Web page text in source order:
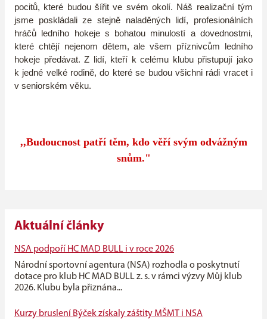
pocitů, které budou šířit ve svém okolí. Náš realizační tým
jsme poskládali ze stejně naladěných lidí, profesionálních
hráčů ledního hokeje s bohatou minulostí a dovednostmi,
které chtějí nejenom dětem, ale všem příznivcům ledního
hokeje předávat. Z lidí, kteří k celému klubu přistupují jako
k jedné velké rodině, do které se budou všichni rádi vracet i
v seniorském věku.
,,Budoucnost patří těm, kdo věří svým odvážným
snům."
Aktuální články
NSA podpoří HC MAD BULL i v roce 2026
Národní sportovní agentura (NSA) rozhodla o poskytnutí
dotace pro klub HC MAD BULL z. s. v rámci výzvy Můj klub
2026. Klubu byla přiznána...
Kurzy bruslení Býček získaly záštity MŠMT i NSA